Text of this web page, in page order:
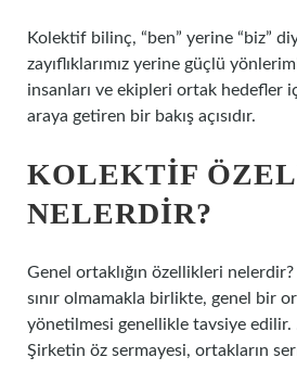
Kolektif bilinç, “ben” yerine “biz”
zayıflıklarımız yerine güçlü
insanları ve ekipleri ortak hedefler
araya getiren bir bakış açısıdır.
KOLEKTIF
NELERDIR?
Genel ortaklığın özellikleri nelerdir?
sınır olmamakla birlikte, genel bir
yönetilmesi genellikle tavsiye
Şirketin öz sermayesi, ortakların